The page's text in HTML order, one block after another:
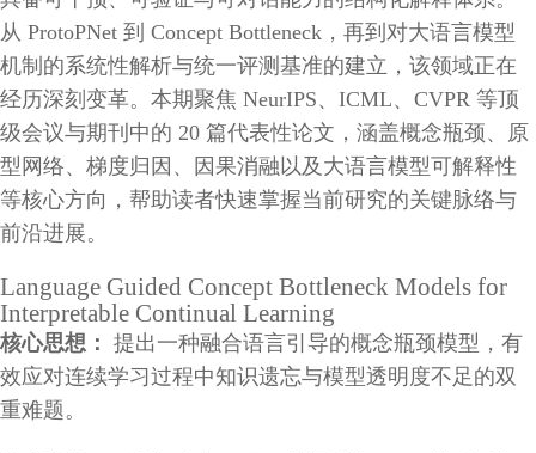
从 ProtoPNet 到 Concept Bottleneck，再到对大语言模型
机制的系统性解析与统一评测基准的建立，该领域正在
经历深刻变革。本期聚焦 NeurIPS、ICML、CVPR 等顶
级会议与期刊中的 20 篇代表性论文，涵盖概念瓶颈、原
型网络、梯度归因、因果消融以及大语言模型可解释性
等核心方向，帮助读者快速掌握当前研究的关键脉络与
前沿进展。
Language Guided Concept Bottleneck Models for
Interpretable Continual Learning
核心思想： 提出一种融合语言引导的概念瓶颈模型，有
效应对连续学习过程中知识遗忘与模型透明度不足的双
重难题。